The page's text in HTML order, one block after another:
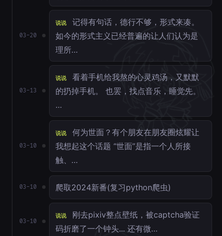
03-20
说说
记得有句话，德行不够，形式来凑。
如今的形式主义已经普遍的让人们认为是
理所…
03-13
说说
看着手机给我熬的心灵鸡汤，又默默
的扔掉手机。 也罢，找点音乐，睡觉先。
…
03-10
说说
何为世面？有个朋友在朋友圈炫耀让
我想起这个话题 “世面”是指一个人所接
触、…
03-10 爬取2024新番(复习python爬虫)
03-10
说说
刚去pixiv整点壁纸，被captcha验证
码折磨了一个钟头... 还有微…